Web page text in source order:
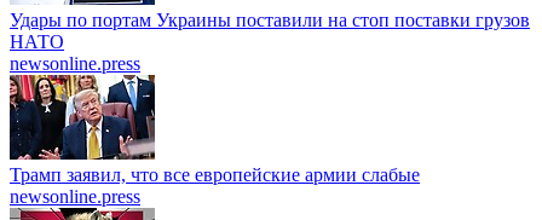
Удары по портам Украины поставили на стоп поставки грузов
НАТО
newsonline.press
Трамп заявил, что все европейские армии слабые
newsonline.press